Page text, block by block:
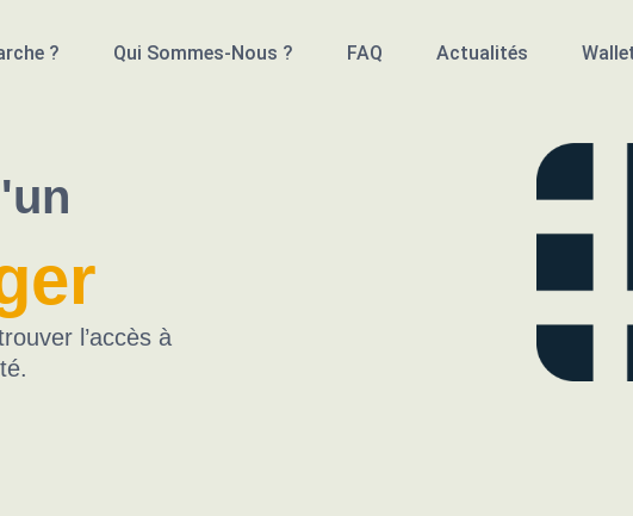
? Qui Sommes-Nous ? FAQ Actualités
l’accès à